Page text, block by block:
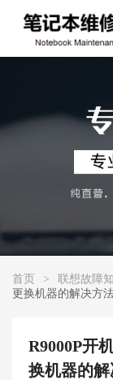
首页 > 联想故障
更换机器的解决方
R9000P开
换机器的